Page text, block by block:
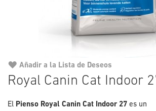
Royal Canin Cat Indoor
El Pienso Royal Canin Cat Indoor 27 es un
Añadir a la Lista de Deseos
al
de